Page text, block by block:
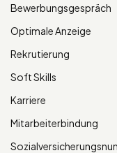
Bewerbungsgespräch
Optimale Anzeige
Rekrutierung
Soft Skills
Karriere
Mitarbeiterbindung